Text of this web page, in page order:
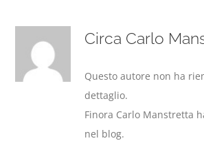
Circa Carlo
Questo autore non ha
dettaglio.
Finora Carlo Manstretta
nel blog.